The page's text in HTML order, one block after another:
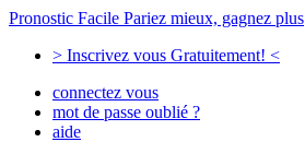
Pronostic Facile Pariez mieux, gagnez plus
> Inscrivez vous Gratuitement! <
connectez vous
mot de passe oublié ?
aide